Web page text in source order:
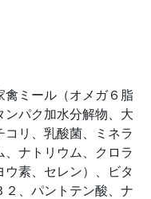
禽ミール（オメガ６脂
ンパク加水分解物、大
リ、乳酸菌、ミネラ
、ナトリウム、クロラ
素、セレン）、ビタ
２、パントテン酸、ナ